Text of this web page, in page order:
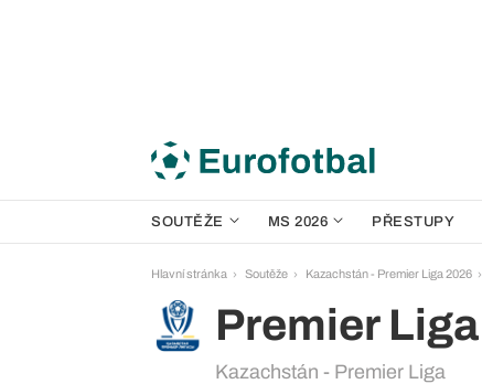
SOUTĚŽE MS 2026 PŘESTUPY
Hlavní stránka Soutěže Kazachstán - Premier Liga 2026
Premier Liga
Kazachstán - Premier Liga